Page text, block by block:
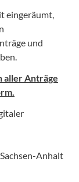
eingeräumt,
und
aller Anträge
Anhalt